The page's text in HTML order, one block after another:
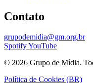
Contato
grupodemidia@gm.org.br
SpotifyYouTube
© 2026 Grupo de Mídia.
Política de Cookies (BR)